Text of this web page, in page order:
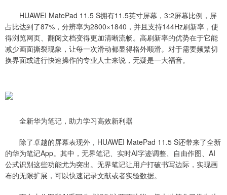
HUAWEI MatePad 11.5 S拥有11.5英寸屏幕，3:2屏幕比例，屏
占比达到了87%，分辨率为2800×1840，并且支持144Hz刷新率，使
得浏览网页、翻阅文档变得更加清晰流畅。高刷新率的优势在于它能
减少画面撕裂现象，让每一次滑动都显得格外顺滑。对于需要频繁切
换界面或进行快速操作的专业人士来说，无疑是一大福音。
全新华为笔记，助力学习高效新利器
除了卓越的屏幕表现外，HUAWEI MatePad 11.5 S还带来了全新
的华为笔记App。其中，无界笔记、实时AI字迹调整、自由作图、AI
公式识别这些功能尤为突出。无界笔记让用户打破书写边际，实现画
布的无限扩展，可以快速记录文献或者实验数据。